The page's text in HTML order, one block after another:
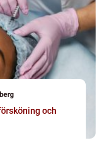
och